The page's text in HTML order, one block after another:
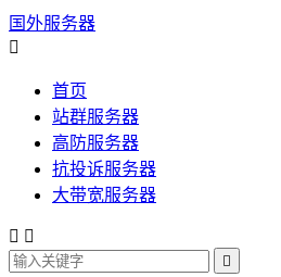
国外服务器

首页
站群服务器
高防服务器
抗投诉服务器
大带宽服务器
 
